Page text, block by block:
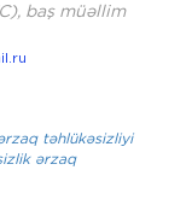
baş müəllim
təhlükəsizliyi
ərzaq